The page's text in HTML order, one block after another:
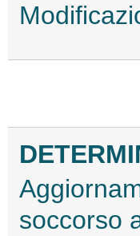
soccorso